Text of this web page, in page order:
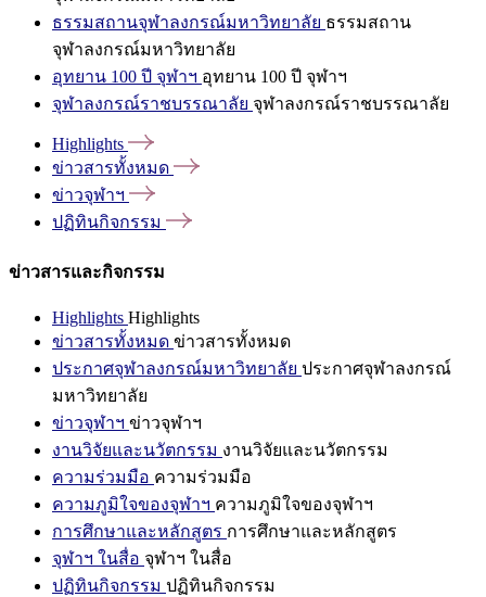
ธรรมสถานจุฬาลงกรณ์มหาวิทยาลัย ธรรมสถาน
จุฬาลงกรณ์มหาวิทยาลัย
อุทยาน 100 ปี จุฬาฯ อุทยาน 100 ปี จุฬาฯ
จุฬาลงกรณ์ราชบรรณาลัย จุฬาลงกรณ์ราชบรรณาลัย
Highlights
ข่าวสารทั้งหมด
ข่าวจุฬาฯ
ปฏิทินกิจกรรม
ข่าวสารและกิจกรรม
Highlights Highlights
ข่าวสารทั้งหมด ข่าวสารทั้งหมด
ประกาศจุฬาลงกรณ์มหาวิทยาลัย ประกาศจุฬาลงกรณ์
มหาวิทยาลัย
ข่าวจุฬาฯ ข่าวจุฬาฯ
งานวิจัยและนวัตกรรม งานวิจัยและนวัตกรรม
ความร่วมมือ ความร่วมมือ
ความภูมิใจของจุฬาฯ ความภูมิใจของจุฬาฯ
การศึกษาและหลักสูตร การศึกษาและหลักสูตร
จุฬาฯ ในสื่อ จุฬาฯ ในสื่อ
ปฏิทินกิจกรรม ปฏิทินกิจกรรม